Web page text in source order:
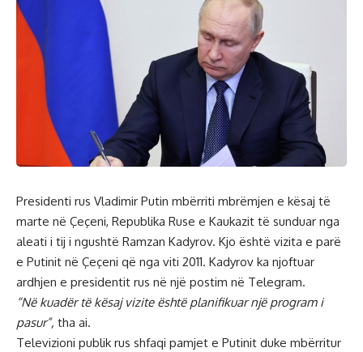
Presidenti rus Vladimir Putin mbërriti mbrëmjen e kësaj të
marte në Çeçeni, Republika Ruse e Kaukazit të sunduar nga
aleati i tij i ngushtë Ramzan Kadyrov. Kjo është vizita e parë
e Putinit në Çeçeni që nga viti 2011. Kadyrov ka njoftuar
ardhjen e presidentit rus në një postim në Telegram.
“Në kuadër të kësaj vizite është planifikuar një program i
pasur”, tha ai.
Televizioni publik rus shfaqi pamjet e Putinit duke mbërritur